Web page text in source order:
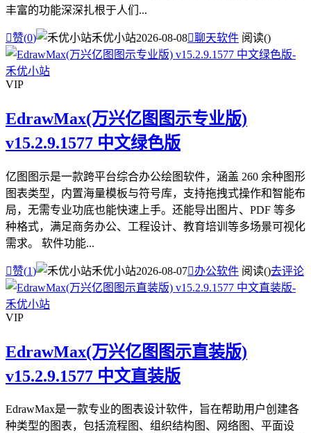
丰富的功能深深扎根于人们...
赞(0) 禾优小站2026-08-08聊天软件 阅读()
VIP
EdrawMax(万兴亿图图示专业版)
v15.2.9.1577 中文绿色版
亿图图示是一款跨平台综合办公绘图软件，涵盖 260 余种图形
图表类型，内置海量模板与符号库，支持拖拽式操作和智能布
局，无需专业功底也能快速上手。还能导出图片、PDF 等多
种格式，满足商务办公、工程设计、教育培训等多场景可视化
需求。 软件功能...
赞(1) 禾优小站2026-08-07办公软件 阅读()去评论
VIP
EdrawMax(万兴亿图图示直装版)
v15.2.9.1577 中文直装版
EdrawMax是一款专业的图表设计软件，旨在帮助用户创建各
种类型的图表，包括流程图、组织结构图、网络图、平面设